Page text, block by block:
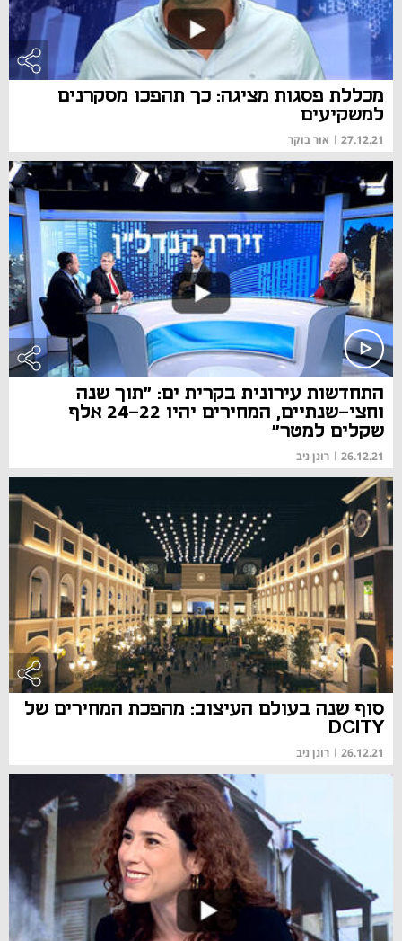
מכללת פסגות מציגה: כך תהפכו מסקרנים
למשקיעים
27.12.21
| אור בוקר
התחדשות עירונית בקרית ים: "תוך שנה
וחצי-שנתיים, המחירים יהיו 24-22 אלף
שקלים למטר"
26.12.21
| רונן ניב
סוף שנה בעולם העיצוב: מהפכת המחירים של
DCITY
26.12.21
| רונן ניב